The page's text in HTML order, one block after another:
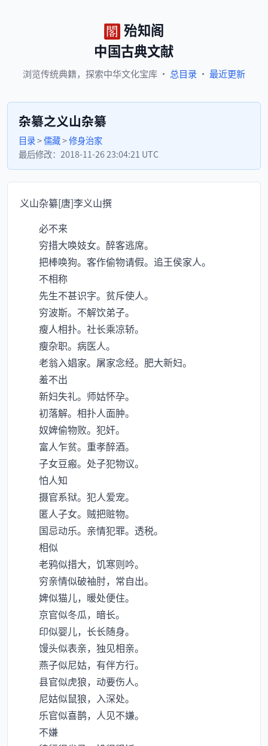
殆知阁
中国古典文献
浏览传统典籍， 探索中华文化宝库 · 总目录 · 最近更新
杂纂之义山杂纂
目录>儒藏>修身治家
最后修改： 2018-11-26 23:04:21 UTC
义山杂纂[唐]李义山撰
必不来
穷措大唤妓女。醉客逃席。
把棒唤狗。客作偷物请假。追王侯家人。
不相称
先生不甚识字。贫斥使人。
穷波斯。不解饮弟子。
瘦人相扑。社长乘凉轿。
瘦杂职。病医人。
老翁入娼家。屠家念经。肥大新妇。
羞不出
新妇失礼。师姑怀孕。
初落解。相扑人面肿。
奴婢偷物败。犯奸。
富人乍贫。重孝醉酒。
子女豆瘢。处子犯物议。
怕人知
摄官系狱。犯人爱宠。
匿人子女。贼把赃物。
国忌动乐。亲情犯罪。透税。
相似
老鸦似措大，饥寒则吟。
穷亲情似破袖肘，常自出。
婢似猫儿，暖处便住。
京官似冬瓜，暗长。
印似婴儿，长长随身。
馒头似表亲，独见相亲。
燕子似尼姑，有伴方行。
县官似虎狼，动要伤人。
尼姑似鼠狼，入深处。
乐官似喜鹊，人见不嫌。
不嫌